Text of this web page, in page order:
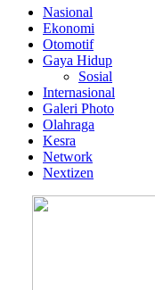
Nasional
Ekonomi
Otomotif
Gaya Hidup
Sosial
Internasional
Galeri Photo
Olahraga
Kesra
Network
Nextizen